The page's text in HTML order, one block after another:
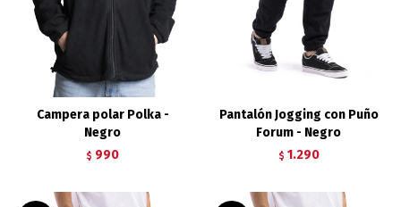
Campera polar Polka -
Negro
$ 990
Pantalón Jogging con Puño
Forum - Negro
$ 1.290